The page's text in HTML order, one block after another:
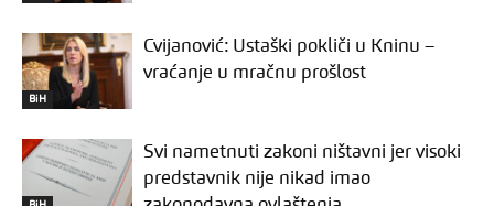
BiH
Cvijanović: Ustaški pokliči u Kninu –
vraćanje u mračnu prošlost
Svi nametnuti zakoni ništavni jer visoki
predstavnik nije nikad imao